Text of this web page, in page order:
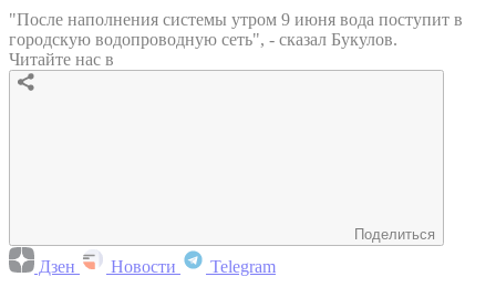
"После наполнения системы утром 9 июня вода поступит в
городскую водопроводную сеть", - сказал Букулов.
Читайте нас в
Поделиться
Дзен Новости Telegram